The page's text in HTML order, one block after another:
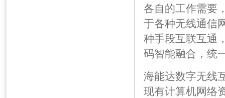
各自的工作需要
于各种无线通信
种手段互联互通
码智能融合，统
海能达数字无线
现有计算机网络